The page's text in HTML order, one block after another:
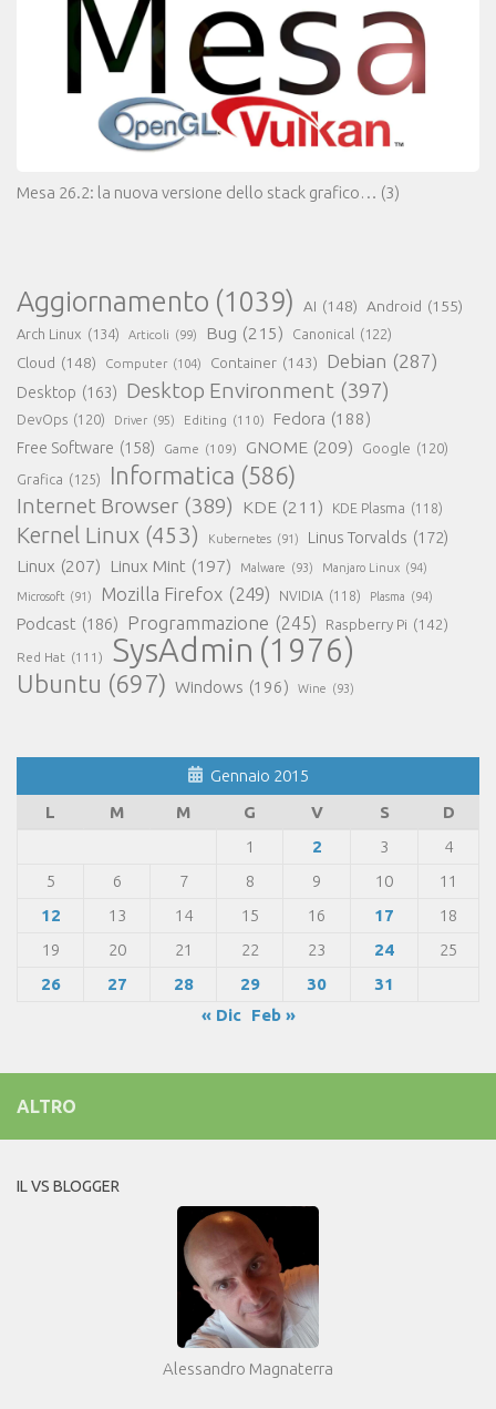
Mesa 26.2: la nuova versione dello stack grafico… (3)
Aggiornamento (1039) AI (148) Android (155)
Arch Linux (134) Articoli (99) Bug (215) Canonical (122)
Cloud (148) Computer (104) Container (143) Debian (287)
Desktop (163) Desktop Environment (397)
DevOps (120) Driver (95) Editing (110) Fedora (188)
Free Software (158) Game (109) GNOME (209) Google (120)
Grafica (125) Informatica (586)
Internet Browser (389) KDE (211) KDE Plasma (118)
Kernel Linux (453) Kubernetes (91) Linus Torvalds (172)
Linux (207) Linux Mint (197) Malware (93) Manjaro Linux (94)
Microsoft (91) Mozilla Firefox (249) NVIDIA (118) Plasma (94)
Podcast (186) Programmazione (245) Raspberry Pi (142)
Red Hat (111) SysAdmin (1976)
Ubuntu (697) Windows (196) Wine (93)
Gennaio 2015
L
M M G V S
D
1
2 3
4
5
6 7 8 9 10
11
12
13 14 15 16 17
18
19
20 21 22 23 24
25
26
27 28 29 30
31
« Dic
Feb »
ALTRO
IL VS BLOGGER
Alessandro Magnaterra